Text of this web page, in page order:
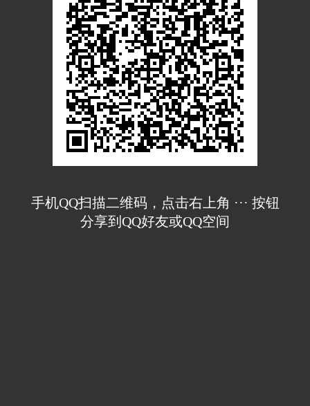
手机QQ扫描二维码，点击右上角 ··· 按钮
分享到QQ好友或QQ空间